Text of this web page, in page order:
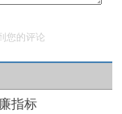
您的评论
指标